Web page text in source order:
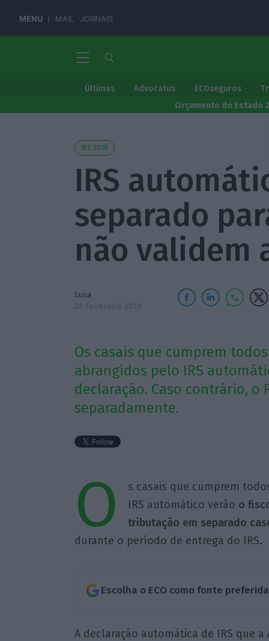
MENU MAIL JORNAIS
Últimas Advocatus ECOseguros
Orçamento do Estado
IRS 2019
IRS
separado
não validem
Lusa
22 Fevereiro 2019
Os casais que cumprem
abrangidos pelo IRS
declaração. Caso contrário,
separadamente.
O
s casais que cumprem
IRS automático verão o
tributação em separado
durante o período de entrega do IRS.
Escolha o ECO como fonte
A declaração automática de IRS que